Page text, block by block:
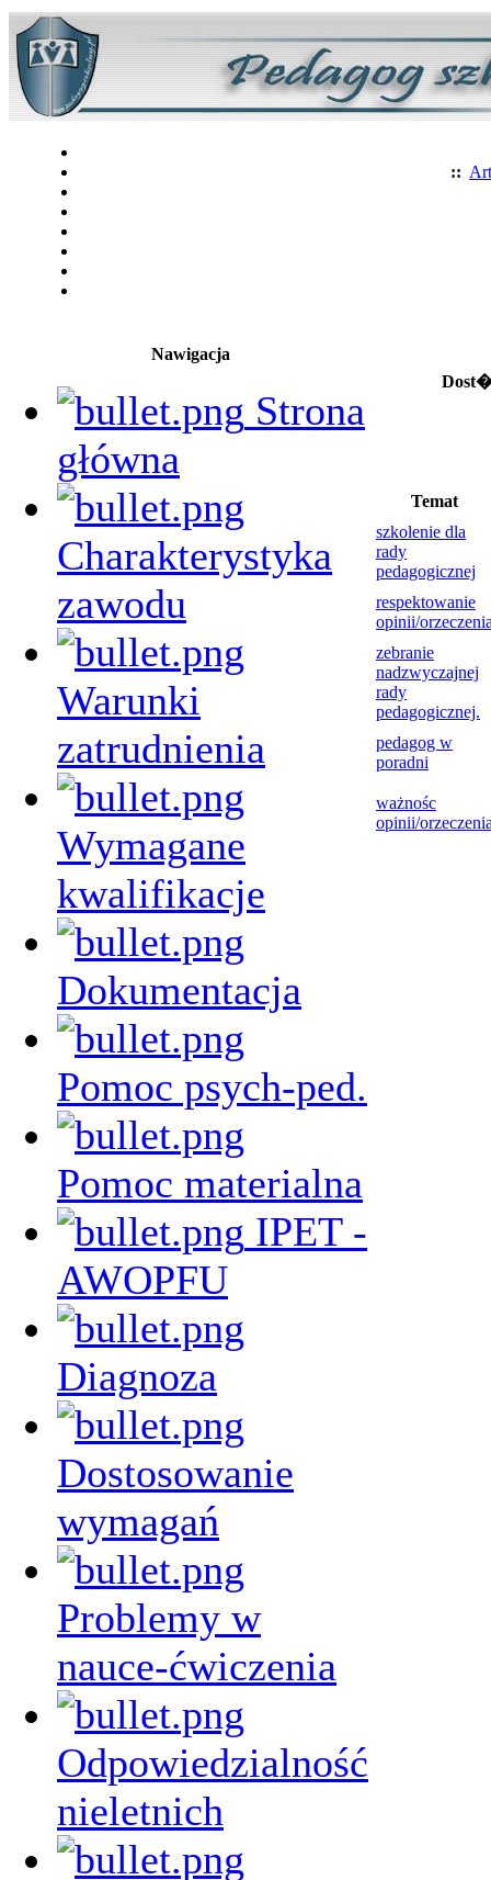
::
Nawigacja
Strona
główna
Charakterystyka
zawodu
Warunki
zatrudnienia
Wymagane
kwalifikacje
Dokumentacja
Pomoc psych-ped.
Pomoc materialna
IPET -
AWOPFU
Diagnoza
Dostosowanie
wymagań
Problemy w
nauce-ćwiczenia
Odpowiedzialność
nieletnich
Temat
szkolenie dla
rady
pedagogicznej
respektowanie
opinii/
zebranie
nadzwyczajnej
rady
pedagogicznej.
pedagog w
poradni
ważnośc
opinii/